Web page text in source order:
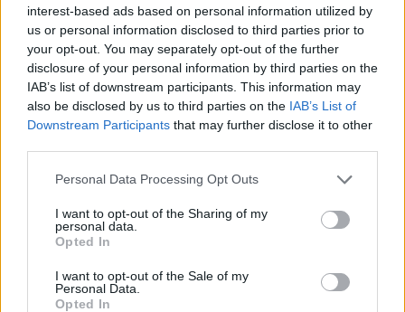
interest-based ads based on personal information utilized by
us or personal information disclosed to third parties prior to
your opt-out. You may separately opt-out of the further
disclosure of your personal information by third parties on the
IAB’s list of downstream participants. This information may
also be disclosed by us to third parties on the IAB’s List of
Downstream Participants that may further disclose it to other
Please note that this website/app uses one or more Google
not limited to your visit or usage behaviour. You may click to
grant or deny consent to Google and its third-party tags to
use your data for below specified purposes in below Google
consent section.
Personal Data Processing Opt Outs
I want to opt-out of the Sharing of my
personal data.
Opted In
I want to opt-out of the Sale of my
Personal Data.
Opted In
Κοινοποιήστε